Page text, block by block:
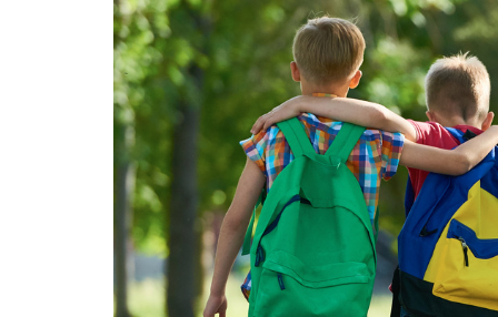
GBOEX – Previdência e
Seguros
Instituto Catch
Mafisa Turismo
Mogidonto
New Saúde Leader
Óticas Carol
Planos de Saúde